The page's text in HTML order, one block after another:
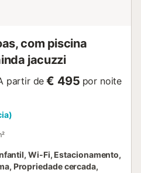
com piscina
jacuzzi
partir de € 495 por noite
Wi-Fi, Estacionamento,
Propriedade cercada,